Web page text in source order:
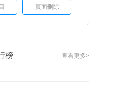
頁面刪除
榜 查看更多>